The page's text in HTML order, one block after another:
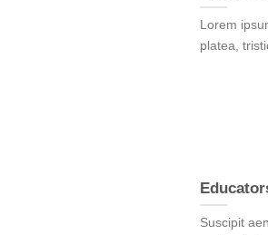
Lorem
platea,
Suscipit